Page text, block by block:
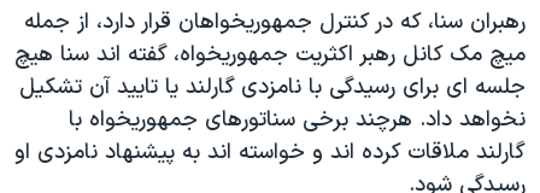
سفر پرزیدنت ترامپ به چین
رهبران سنا، که در کنترل جمهوریخواهان قرار دارد، از جمله
میچ مک کانل رهبر اکثریت جمهوریخواه، گفته اند سنا هیچ
جلسه ای برای رسیدگی با نامزدی گارلند یا تایید آن تشکیل
نخواهد داد. هرچند برخی سناتورهای جمهوریخواه با
گارلند ملاقات کرده اند و خواسته اند به پیشنهاد نامزدی او
رسیدگی شود.